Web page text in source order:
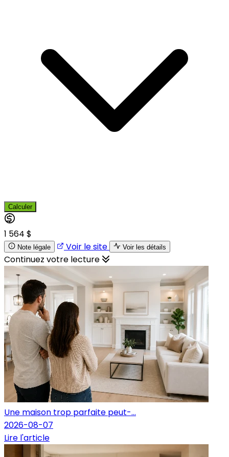
Calculer
1 564 $
Note légale Voir le site Voir les détails
Continuez votre lecture
Une maison trop parfaite peut-...
2026-08-07
Lire l'article